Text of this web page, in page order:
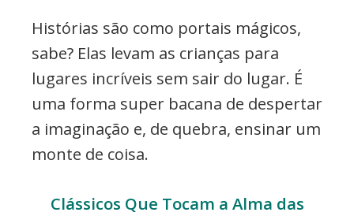
Histórias são como portais mágicos,
sabe? Elas levam as crianças para
lugares incríveis sem sair do lugar. É
uma forma super bacana de despertar
a imaginação e, de quebra, ensinar um
monte de coisa.
Clássicos Que Tocam a Alma das